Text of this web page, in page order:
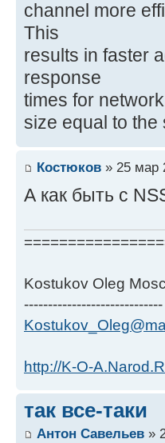
channel more
This
results in faster
response
times for
size equal to the
Костюков » 25 мар
А как быть с
Kostukov Oleg
-----------------------------
http://K-O-
так все-таки
Антон Савельев »